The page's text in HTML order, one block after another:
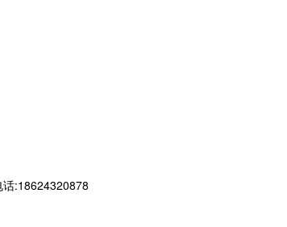
:18624320878